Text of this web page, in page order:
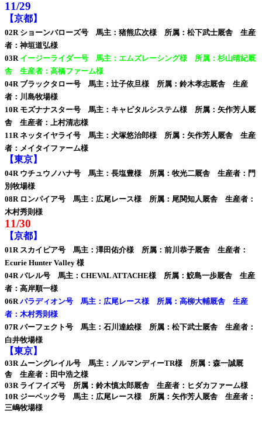
11/29
【京都】
02R ショーンバローズ号 馬主：猪熊広次様 所属：松下武士厩舎 生産
者：神垣道弘様
03R イージーライダー号 馬主：エムズレーシング様 所属：杉山晴紀厩
舎 生産者：高橋ファーム様
04R ブラックタロー号 馬主：辻子依旦様 所属：鈴木孝志厩舎 生産
者：川島牧場様
10R モズナナスター号 馬主：キャピタルシステム様 所属：矢作芳人厩
舎 生産者：上村清志様
11R ネッタイヤライ号 馬主：犬塚悠治郎様 所属：矢作芳人厩舎 生産
者：メイタイファーム様
【東京】
04R ウチュウノハナ号 馬主：長塩豊様 所属：牧光二厩舎 生産者：門
別牧場様
08R ロンパイア号 馬主：広尾レース様 所属：尾関知人厩舎 生産者：
木村秀則様
11/30
【京都】
01R スカイピア号 馬主：澤田佑介様 所属：前川恭子厩舎 生産者：
Ecurie Hunter Valley 様
04R バレル号 馬主：CHEVAL ATTACHE様 所属：鮫島一歩厩舎 生産
者：高岸順一様
06Rパラディオン号 馬主：広尾レース様 所属：高柳大輔厩舎 生産
者：木村秀則様
07R パーフェクト号 馬主：石川達絵様 所属：松下武士厩舎 生産者：
白井牧場様
【東京】
03R ムーングレイル号 馬主：ノルマンディーTR様 所属：森一誠厩
舎 生産者：田中浩之様
03R ライフイズ号 所属：鈴木慎太郎厩舎 生産者：ヒダカファーム様
10R ジーベック号 馬主：広尾レース様 所属：矢作芳人厩舎 生産者：
三嶋牧場様